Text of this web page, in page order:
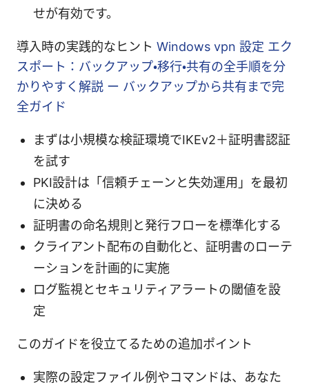
せが有効です。
導入時の実践的なヒント Windows vpn 設定 エク
スポート：バックアップ・移行・共有の全手順を分
かりやすく解説 ー バックアップから共有まで完
全ガイド
まずは小規模な検証環境でIKEv2＋証明書認証
を試す
PKI設計は「信頼チェーンと失効運用」を最初
に決める
証明書の命名規則と発行フローを標準化する
クライアント配布の自動化と、証明書のローテ
ーションを計画的に実施
ログ監視とセキュリティアラートの閾値を設
定
このガイドを役立てるための追加ポイント
実際の設定ファイル例やコマンドは、あなた